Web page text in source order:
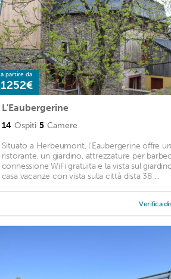
a partire da
1252€
L'Eaubergerine
14 Ospiti 5 Camere
Situato a Herbeumont, l'Eaubergerine offre un
ristorante, un giardino, attrezzature per
connessione WiFi gratuita e la vista sul
casa vacanze con vista sulla città dista 38 ...
Verifica